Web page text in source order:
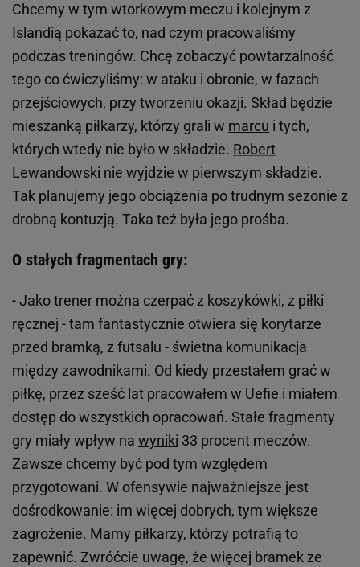
Chcemy w tym wtorkowym meczu i kolejnym z
Islandią pokazać to, nad czym pracowaliśmy
podczas treningów. Chcę zobaczyć powtarzalność
tego co ćwiczyliśmy: w ataku i obronie, w fazach
przejściowych, przy tworzeniu okazji. Skład będzie
mieszanką piłkarzy, którzy grali w marcu i tych,
których wtedy nie było w składzie. Robert
Lewandowski nie wyjdzie w pierwszym składzie.
Tak planujemy jego obciążenia po trudnym sezonie z
drobną kontuzją. Taka też była jego prośba.
O stałych fragmentach gry:
- Jako trener można czerpać z koszykówki, z piłki
ręcznej - tam fantastycznie otwiera się korytarze
przed bramką, z futsalu - świetna komunikacja
między zawodnikami. Od kiedy przestałem grać w
piłkę, przez sześć lat pracowałem w Uefie i miałem
dostęp do wszystkich opracowań. Stałe fragmenty
gry miały wpływ na wyniki 33 procent meczów.
Zawsze chcemy być pod tym względem
przygotowani. W ofensywie najważniejsze jest
dośrodkowanie: im więcej dobrych, tym większe
zagrożenie. Mamy piłkarzy, którzy potrafią to
zapewnić. Zwróćcie uwagę, że więcej bramek ze